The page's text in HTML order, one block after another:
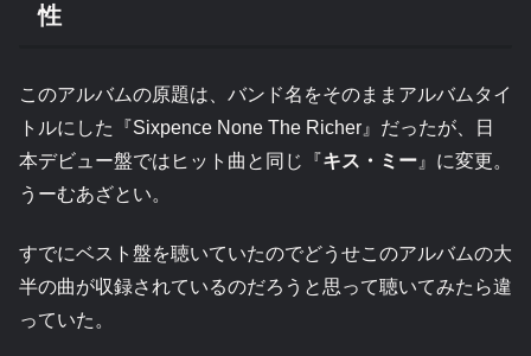
性
このアルバムの原題は、バンド名をそのままアルバムタイ
トルにした『Sixpence None The Richer』だったが、日
本デビュー盤ではヒット曲と同じ『キス・ミー 』に変更。
うーむあざとい。
すでにベスト盤を聴いていたのでどうせこのアルバムの大
半の曲が収録されているのだろうと思って聴いてみたら違
っていた。